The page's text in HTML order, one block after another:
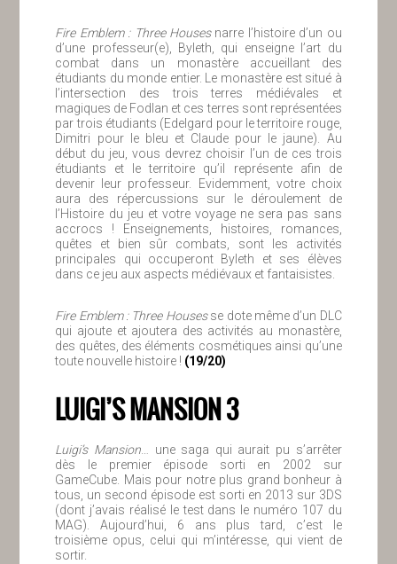
Fire Emblem : Three Housesnarre l’histoire d’un ou
d’une professeur(e), Byleth, qui enseigne l’art du
combat dans un monastère accueillant des
étudiants du monde entier. Le monastère est situé à
l’intersection des trois terres médiévales et
magiques de Fodlan et ces terres sont représentées
par trois étudiants (Edelgard pour le territoire rouge,
Dimitri pour le bleu et Claude pour le jaune). Au
début du jeu, vous devrez choisir l’un de ces trois
étudiants et le territoire qu’il représente afin de
devenir leur professeur. Evidemment, votre choix
aura des répercussions sur le déroulement de
l’Histoire du jeu et votre voyage ne sera pas sans
accrocs ! Enseignements, histoires, romances,
quêtes et bien sûr combats, sont les activités
principales qui occuperont Byleth et ses élèves
dans ce jeu aux aspects médiévaux et fantaisistes.
Fire Emblem : Three Housesse dote même d’un DLC
qui ajoute et ajoutera des activités au monastère,
des quêtes, des éléments cosmétiques ainsi qu’une
toute nouvelle histoire ! (19/20)
LUIGI’S MANSION 3
Luigi’s Mansion… une saga qui aurait pu s’arrêter
dès le premier épisode sorti en 2002 sur
GameCube. Mais pour notre plus grand bonheur à
tous, un second épisode est sorti en 2013 sur 3DS
(dont j’avais réalisé le test dans le numéro 107 du
MAG). Aujourd’hui, 6 ans plus tard, c’est le
troisième opus, celui qui m’intéresse, qui vient de
sortir.